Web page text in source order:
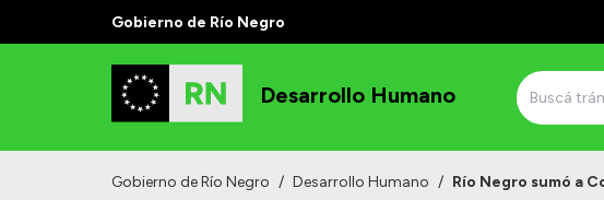
Gobierno de Río Negro
Desarrollo Humano
Gobierno de Río Negro / Desarrollo Humano / Río Negro sumó a